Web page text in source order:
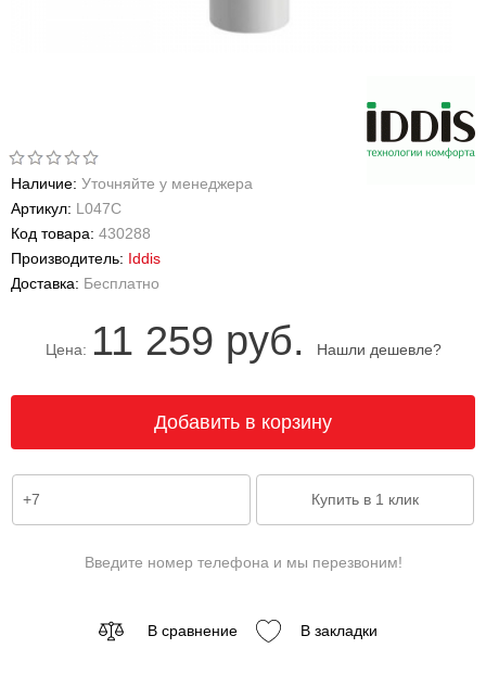
Наличие: Уточняйте у менеджера
Артикул: L047C
Код товара: 430288
Производитель: Iddis
Доставка: Бесплатно
Цена: 11 259 руб. Нашли дешевле?
Введите номер телефона и мы перезвоним!
В сравнение В закладки